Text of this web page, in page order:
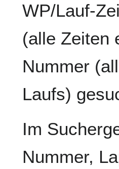
WP/Lauf-
(alle Zeiten
Nummer
Laufs)
Im
Nummer,